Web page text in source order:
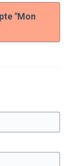
"Mon